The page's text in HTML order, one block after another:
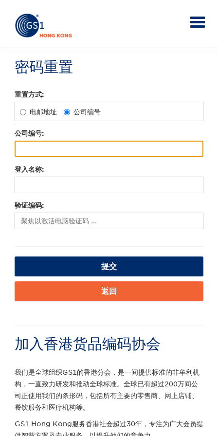
密码重置
重置方式:
电邮地址 公司编号
公司编号:
登入名称:
验证编码:
提交
返回
加入香港货品编码协会
我们是全球组织GS1的香港分会，是一间提供标准的非牟利机
构，一直致力研发和推动全球标准。全球已有超过200万间公
司正使用我们的条形码，包括所有主要的零售商、网上店铺、
餐饮服务和医疗机构等。
GS1 Hong Kong服务香港社会超过30年，专注为广大会员提